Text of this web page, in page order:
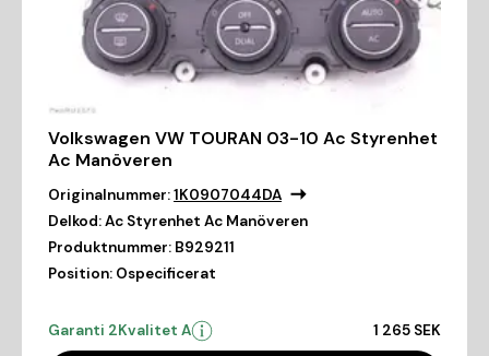
Volkswagen VW TOURAN 03-10 Ac Styrenhet
Ac Manöveren
Originalnummer:1K0907044DA
Delkod:Ac Styrenhet Ac Manöveren
Produktnummer: B929211
Position: Ospecificerat
Garanti 2Kvalitet A 1 265 SEK